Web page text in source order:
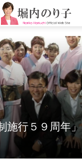
施行５９周年」